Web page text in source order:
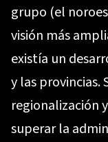
grupo (el
visión más
existía un
y las provincias.
regionalización
superar la